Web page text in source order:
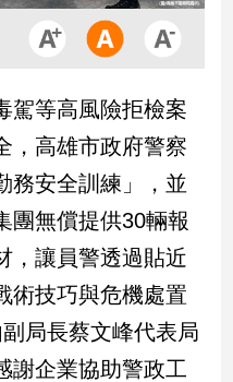
駕等高風險拒檢案
，高雄市政府警察
務安全訓練」，並
團無償提供30輛報
，讓員警透過貼近
術技巧與危機處置
局長蔡文峰代表局
謝企業協助警政工